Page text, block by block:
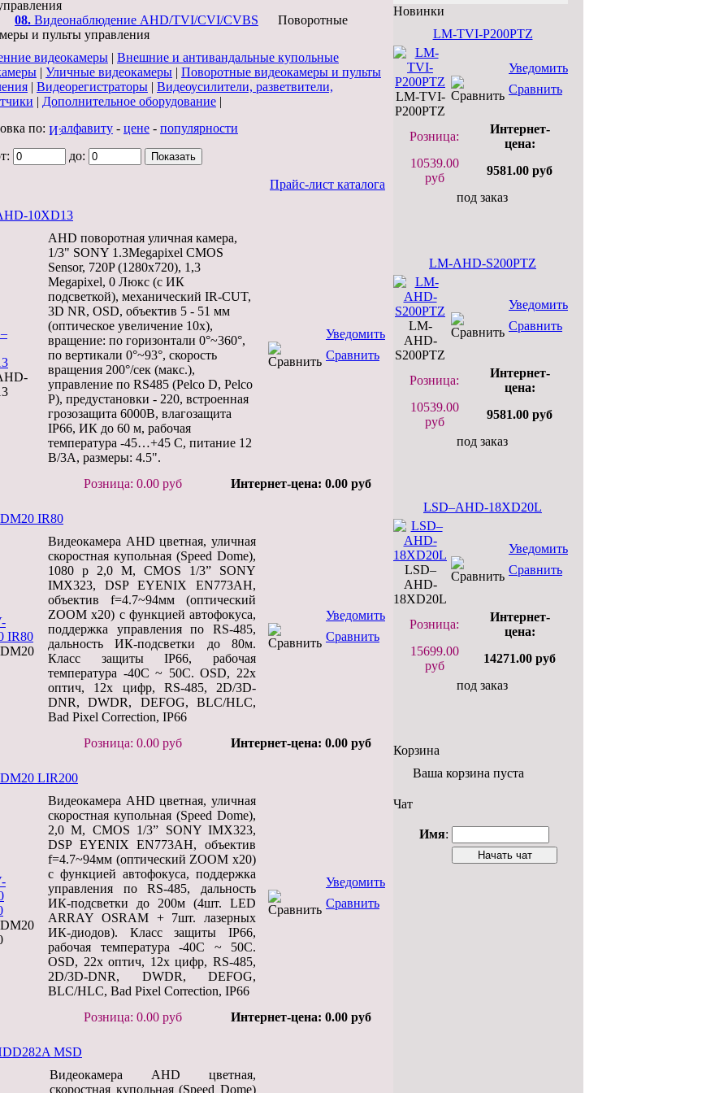
08. Видеонаблюдение AHD/TVI/CVI/CVBS
Поворотные
и пульты управления
видеокамеры | Внешние и антивандальные купольные
| Уличные видеокамеры | Поворотные видеокамеры и пульты
| Видеорегистраторы | Видеоусилители, разветвители,
| Дополнительное оборудование |
по:
алфавиту - цене - популярности
до:
Прайс-лист каталога
10XD13
AHD поворотная уличная камера,
1/3" SONY 1.3Megapixel CMOS
Sensor, 720P (1280x720), 1,3
Megapixel, 0 Люкс (c ИК
подсветкой), механический IR-CUT,
3D NR, OSD, объектив 5 - 51 мм
(оптическое увеличение 10х),
вращение: по горизонтали 0°~360°,
по вертикали 0°~93°, скорость
вращения 200°/сек (макс.),
управление по RS485 (Pelco D, Pelco
P), предустановки - 220, встроенная
грозозащита 6000В, влагозащита
IP66, ИК до 60 м, рабочая
температура -45…+45 С, питание 12
В/3A, размеры: 4.5".
Уведомить
Сравнить
Розница: 0.00 руб Интернет-цена: 0.00 руб
IR80
Видеокамера AHD цветная, уличная
скоростная купольная (Speed Dome),
1080 p 2,0 М, CMOS 1/3” SONY
IMX323, DSP EYENIX EN773AH,
объектив f=4.7~94мм (оптический
ZOOM x20) с функцией автофокуса,
поддержка управления по RS-485,
дальность ИК-подсветки до 80м.
Класс защиты IP66, рабочая
температура -40C ~ 50C. OSD, 22х
оптич, 12х цифр, RS-485, 2D/3D-
DNR, DWDR, DEFOG, BLC/HLC,
Bad Pixel Correction, IP66
Уведомить
Сравнить
Розница: 0.00 руб Интернет-цена: 0.00 руб
LIR200
Видеокамера AHD цветная, уличная
скоростная купольная (Speed Dome),
2,0 М, CMOS 1/3” SONY IMX323,
DSP EYENIX EN773AH, объектив
f=4.7~94мм (оптический ZOOM x20)
с функцией автофокуса, поддержка
управления по RS-485, дальность
ИК-подсветки до 200м (4шт. LED
ARRAY OSRAM + 7шт. лазерных
ИК-диодов). Класс защиты IP66,
рабочая температура -40C ~ 50C.
OSD, 22х оптич, 12х цифр, RS-485,
2D/3D-DNR, DWDR, DEFOG,
BLC/HLC, Bad Pixel Correction, IP66
Уведомить
Сравнить
Розница: 0.00 руб Интернет-цена: 0.00 руб
MSD
Видеокамера AHD цветная,
скоростная купольная (Speed Dome)
Новинки
LM-TVI-P200PTZ
LM-TVI-
P200PTZ
Уведомить
Сравнить
Розница:
Интернет-
цена:
10539.00
руб
9581.00 руб
под заказ
LM-AHD-S200PTZ
LM-
AHD-
S200PTZ
Уведомить
Сравнить
Розница:
Интернет-
цена:
10539.00
руб
9581.00 руб
под заказ
LSD–AHD-18XD20L
LSD–
AHD-
18XD20L
Уведомить
Сравнить
Розница:
Интернет-
цена:
15699.00
руб
14271.00 руб
под заказ
Корзина
Ваша корзина пуста
Чат
Имя: